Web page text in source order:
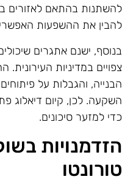
בהתאם לאזורים
את ההשפעות
ישנם אתגרים
במדיניות העירונית.
והגבלות על
לכן, קיום דיאלוג
למזער סיכונים.